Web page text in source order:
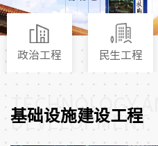
政治工程 民生工程
基础设施建设工程
TECHNOLOGY
DEVELOPMENT